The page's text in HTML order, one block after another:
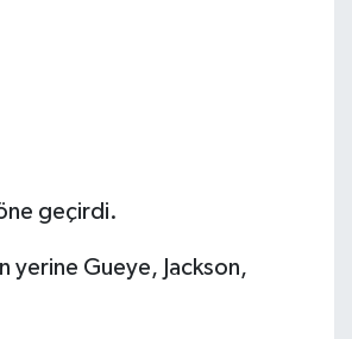
geçirdi.
yerine Gueye, Jackson,